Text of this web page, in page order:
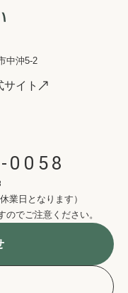
中沖5-2
イト
0058
業日となります）
でご注意ください。